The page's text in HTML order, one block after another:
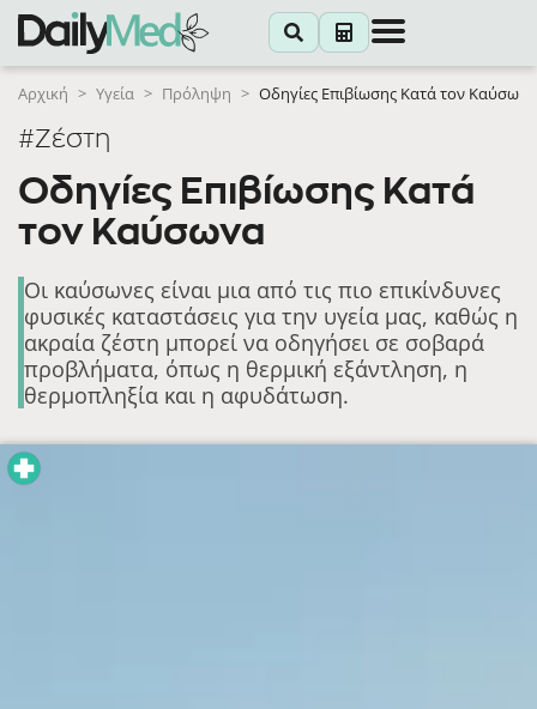
Αρχική > Υγεία > Πρόληψη > Οδηγίες Επιβίωσης Κατά τον Καύσωνα
#Ζέστη
Οδηγίες Επιβίωσης Κατά
τον Καύσωνα
Οι καύσωνες είναι μια από τις πιο επικίνδυνες
φυσικές καταστάσεις για την υγεία μας, καθώς η
ακραία ζέστη μπορεί να οδηγήσει σε σοβαρά
προβλήματα, όπως η θερμική εξάντληση, η
θερμοπληξία και η αφυδάτωση.